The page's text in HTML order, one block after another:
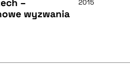
–
wyzwania
2015